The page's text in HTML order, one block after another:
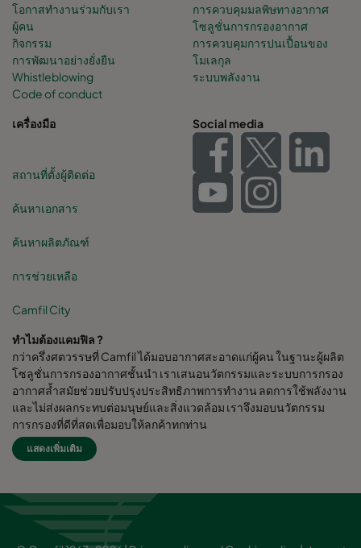
โอกาสทำงานร่วมกับเรา
ผู้คน
กิจกรรม
การพัฒนาอย่างยั่งยืน
Whistleblowing
Code of conduct
การควบคุมมลพิษทางอากาศ
โซลูชั่นการกรองอากาศ
การควบคุมการปนเปื้อนของ
โมเลกุล
ระบบพลังงาน
เครื่องมือ
สถานที่ตั้งผู้ติดต่อ
ค้นหาเอกสาร
ค้นหาผลิตภัณฑ์
การช่วยเหลือ
Camfil City
Social media
ทำไมต้องแคมฟิล ?
กว่าครึ่งศตวรรษที่ Camfil ได้มอบอากาศสะอาดแก่ผู้คน ในฐานะผู้ผลิต
โซลูชั่นการกรองอากาศชั้นนำ เราเสนอนวัตกรรมและระบบการกรอง
อากาศล้ำสมัยช่วยปรับปรุงประสิทธิภาพการทำงาน ลดการใช้พลังงาน
และไม่ส่งผลกระทบต่อมนุษย์และสิ่งแวดล้อม เราจึงมอบนวัตกรรม
การกรองที่ดีที่สุดเพื่อมอบให้ลูกค้าทุกท่าน
Camfil Group สำนักงานใหญ่ตั้งอยู่ใน Stockholm, Sweden มี
ได้ให้บริการและสนุยสนุนลูกค้าในหลากหลายอุตสาหกรรมและชุมชน
ต่างๆทั่วโลก
แสดงเพิ่มเติม